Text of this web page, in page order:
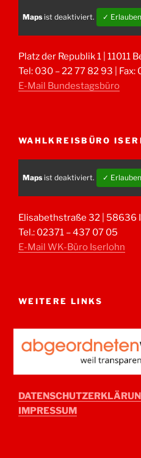
Maps ist deaktiviert. ✓ Erlauben
Platz der Republik 1 | 11011
Tel: 030 – 22 77 82 93 | Fax:
E-Mail Bundestagsbüro
WAHLKREISBÜRO
Maps ist deaktiviert. ✓ Erlauben
Elisabethstraße 32 | 58636
Tel.: 02371 – 437 07 05
E-Mail WK-Büro Iserlohn
WEITERE LINKS
IMPRESSUM